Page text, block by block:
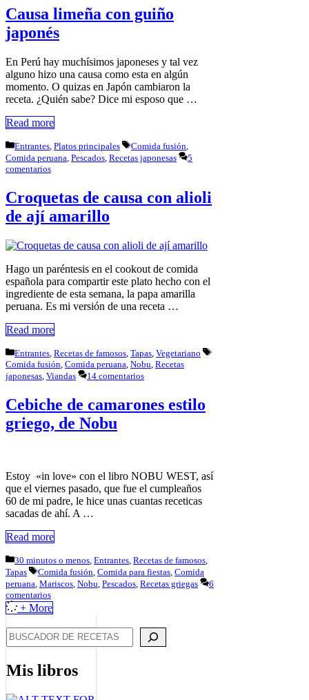
Causa limeña con guiño
japonés
En Perú hay muchísimos japoneses y tal vez
alguno hizo una causa como esta en algún
momento. O quizas en Japón cambiaron la
receta. ¿Quién sabe? Dice mi esposo que …
Read more
Categorías
Entrantes Platos principales Etiquetas
Comida fusión
Comida peruana Pescados Recetas japonesas
5
comentarios
Croquetas de causa con alioli
de ají amarillo
Hago un paréntesis en el cookout de comida
española para compartir este plato hecho con el
ingrediente de esta semana, la papa amarilla
peruana. Es mi versión de una receta …
Read more
Categorías
Entrantes Recetas de famosos Tapas Vegetariano
Etiquetas
Comida fusión Comida peruana Nobu Recetas
japonesas Viandas 14 comentarios
Cebiche de camarones estilo
griego, de Nobu
Estoy «in love» con el libro NOBU WEST, así
que el viernes pasado, que fue el cumpleaños
60 de mi padre, le hice unas cuantas receticas
sacadas de ahí. A …
Read more
Categorías
30 minutos o menos Entrantes Recetas de famosos
Tapas
Etiquetas
Comida fusión Comida para fiestas Comida
peruana Mariscos Nobu Pescados Recetas griegas
6
comentarios
+ More
Search
Mis libros